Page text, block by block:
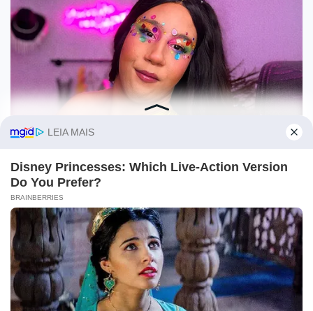
O site Campo Maior Em Foco utiliza cookies e outras
tecnologias semelhantes para recomendar conteúdo de seu
interesse. Ao prosseguir, você concorda com tal
monitoramento.Leia mais CONCORDO